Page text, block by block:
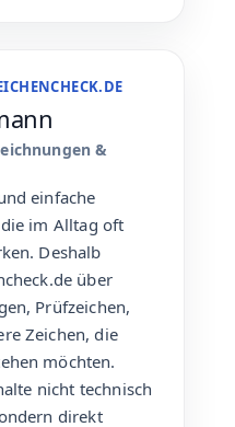
&
einfache
im Alltag oft
Deshalb
über
Prüfzeichen,
Zeichen, die
möchten.
nicht technisch
direkt